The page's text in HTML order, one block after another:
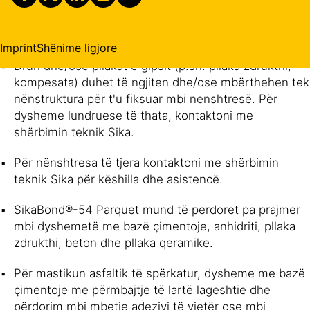
Druri dhe/ose pllakat e gipsit (p.sh. pllaka zdrukthi,
kompesata) duhet të ngjiten dhe/ose mbërthehen tek
nënstruktura për t'u fiksuar mbi nënshtresë. Për
dysheme lundruese të thata, kontaktoni me
shërbimin teknik Sika.
Për nënshtresa të tjera kontaktoni me shërbimin
teknik Sika për këshilla dhe asistencë.
SikaBond®-54 Parquet mund të përdoret pa prajmer
mbi dyshemetë me bazë çimentoje, anhidriti, pllaka
zdrukthi, beton dhe pllaka qeramike.
Për mastikun asfaltik të spërkatur, dysheme me bazë
çimentoje me përmbajtje të lartë lagështie dhe
përdorim mbi mbetje adezivi të vjetër ose mbi
ImprintShënime ligjore